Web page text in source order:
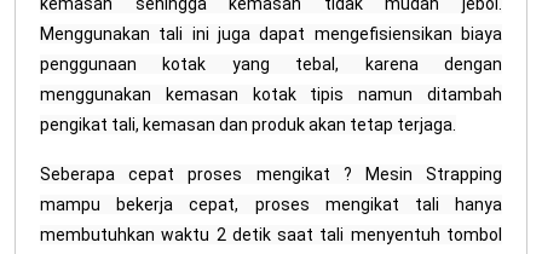
Menggunakan tali ini juga dapat mengefisiensikan biaya
penggunaan kotak yang tebal, karena dengan
menggunakan kemasan kotak tipis namun ditambah
pengikat tali, kemasan dan produk akan tetap terjaga.
Seberapa cepat proses mengikat ? Mesin Strapping
mampu bekerja cepat, proses mengikat tali hanya
membutuhkan waktu 2 detik saat tali menyentuh tombol